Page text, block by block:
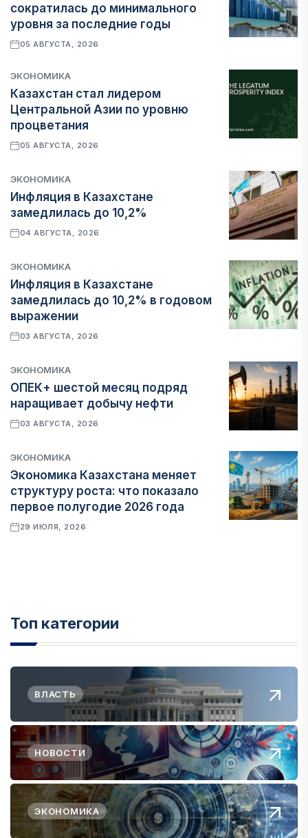
сократилась до минимального
уровня за последние годы
05 АВГУСТА, 2026
ЭКОНОМИКА
Казахстан стал лидером
Центральной Азии по уровню
процветания
05 АВГУСТА, 2026
ЭКОНОМИКА
Инфляция в Казахстане
замедлилась до 10,2%
04 АВГУСТА, 2026
ЭКОНОМИКА
Инфляция в Казахстане
замедлилась до 10,2% в годовом
выражении
03 АВГУСТА, 2026
ЭКОНОМИКА
ОПЕК+ шестой месяц подряд
наращивает добычу нефти
03 АВГУСТА, 2026
ЭКОНОМИКА
Экономика Казахстана меняет
структуру роста: что показало
первое полугодие 2026 года
29 ИЮЛЯ, 2026
Топ категории
ВЛАСТЬ
НОВОСТИ
ЭКОНОМИКА